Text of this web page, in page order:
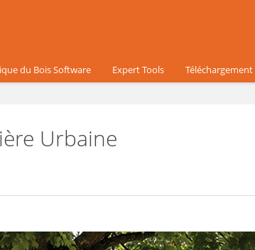
du Bois Software Expert Tools Téléchargement
Urbaine